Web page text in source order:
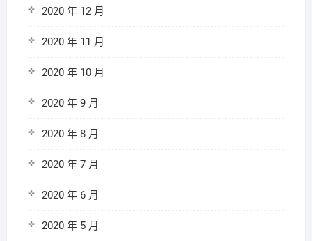
2020 年 12 月
2020 年 11 月
2020 年 10 月
2020 年 9 月
2020 年 8 月
2020 年 7 月
2020 年 6 月
2020 年 5 月